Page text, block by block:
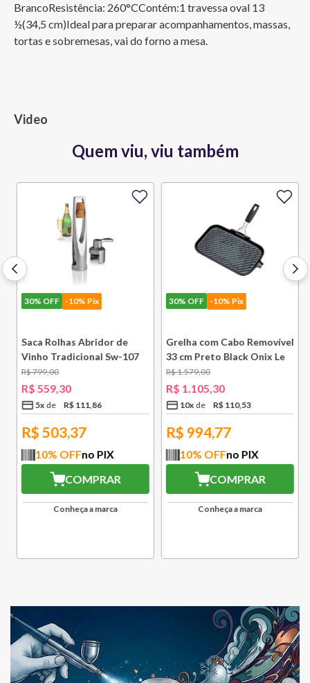
BrancoResistência: 260°CContém:1 travessa oval 13
½(34,5 cm)Ideal para preparar acompanhamentos, massas,
tortas e sobremesas, vai do forno a mesa.
Video
Quem viu, viu também
30%OFF -10% Pix
Saca Rolhas Abridor de
Vinho Tradicional Sw-107
Ply Le Creuset
R$799,00
R$ 559,30
5x R$111,86
R$ 503,37
10% OFFno PIX
COMPRAR
Conheça a marca
30%OFF -10% Pix
Grelha com Cabo Removível
33 cm Preto Black Onix Le
Creuset
R$1.579,00
R$ 1.105,30
10x R$110,53
R$ 994,77
10% OFFno PIX
COMPRAR
Conheça a marca